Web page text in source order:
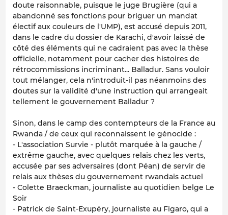
doute raisonnable, puisque le juge Brugière (qui a
abandonné ses fonctions pour briguer un mandat
électif aux couleurs de l'UMP), est accusé depuis 2011,
dans le cadre du dossier de Karachi, d'avoir laissé de
côté des éléments qui ne cadraient pas avec la thèse
officielle, notamment pour cacher des histoires de
rétrocommissions incriminant... Balladur. Sans vouloir
tout mélanger, cela n'introduit-il pas néanmoins des
doutes sur la validité d'une instruction qui arrangeait
tellement le gouvernement Balladur ?
Sinon, dans le camp des contempteurs de la France au
Rwanda / de ceux qui reconnaissent le génocide :
- L'association Survie - plutôt marquée à la gauche /
extrême gauche, avec quelques relais chez les verts,
accusée par ses adversaires (dont Péan) de servir de
relais aux thèses du gouvernement rwandais actuel
- Colette Braeckman, journaliste au quotidien belge Le
Soir
- Patrick de Saint-Exupéry, journaliste au Figaro, qui a